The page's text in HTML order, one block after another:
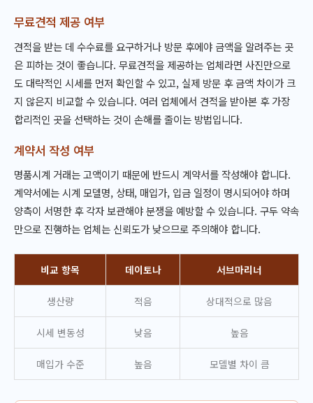
무료견적 제공 여부
견적을 받는 데 수수료를 요구하거나 방문 후에야 금액을 알려주는 곳
은 피하는 것이 좋습니다. 무료견적을 제공하는 업체라면 사진만으로
도 대략적인 시세를 먼저 확인할 수 있고, 실제 방문 후 금액 차이가 크
지 않은지 비교할 수 있습니다. 여러 업체에서 견적을 받아본 후 가장
합리적인 곳을 선택하는 것이 손해를 줄이는 방법입니다.
계약서 작성 여부
명품시계 거래는 고액이기 때문에 반드시 계약서를 작성해야 합니다.
계약서에는 시계 모델명, 상태, 매입가, 입금 일정이 명시되어야 하며
양측이 서명한 후 각자 보관해야 분쟁을 예방할 수 있습니다. 구두 약속
만으로 진행하는 업체는 신뢰도가 낮으므로 주의해야 합니다.
비교 항목 데이토나 서브마리너
생산량 적음 상대적으로 많음
시세 변동성 낮음 높음
매입가 수준 높음 모델별 차이 큼